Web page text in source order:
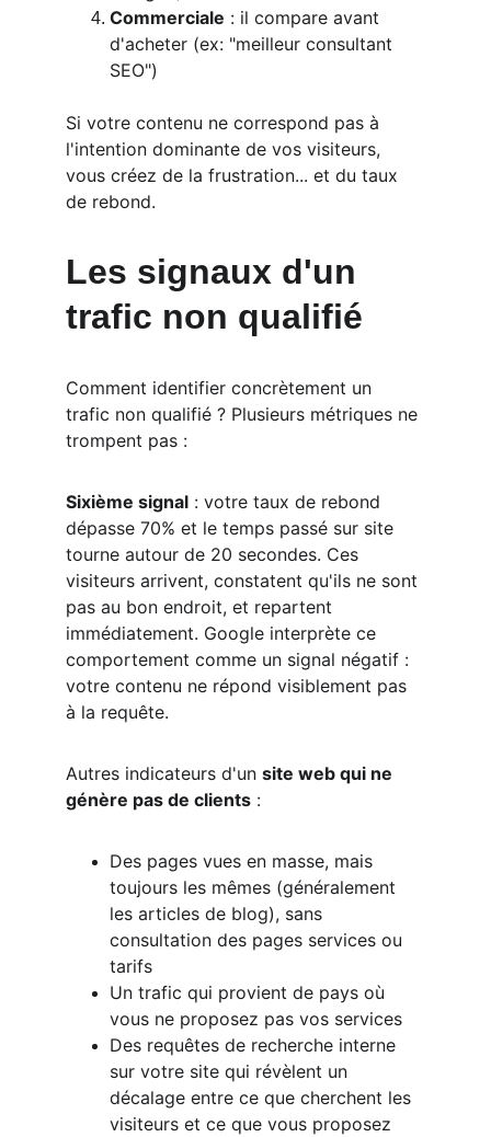
Commerciale : il compare avant
d'acheter (ex: "meilleur consultant
SEO")
Si votre contenu ne correspond pas à
l'intention dominante de vos visiteurs,
vous créez de la frustration... et du taux
de rebond.
Les signaux d'un
trafic non qualifié
Comment identifier concrètement un
trafic non qualifié ? Plusieurs métriques ne
trompent pas :
Sixième signal : votre taux de rebond
dépasse 70% et le temps passé sur site
tourne autour de 20 secondes. Ces
visiteurs arrivent, constatent qu'ils ne sont
pas au bon endroit, et repartent
immédiatement. Google interprète ce
comportement comme un signal négatif :
votre contenu ne répond visiblement pas
à la requête.
Autres indicateurs d'un site web qui ne
génère pas de clients :
Des pages vues en masse, mais
toujours les mêmes (généralement
les articles de blog), sans
consultation des pages services ou
tarifs
Un trafic qui provient de pays où
vous ne proposez pas vos services
Des requêtes de recherche interne
sur votre site qui révèlent un
décalage entre ce que cherchent les
visiteurs et ce que vous proposez